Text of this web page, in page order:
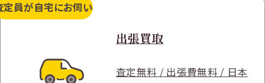
定員が自宅にお伺い
出張買取
査定無料 / 出張費無料 / 日本